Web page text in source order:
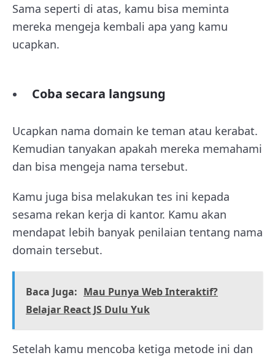
Sama seperti di atas, kamu bisa meminta
mereka mengeja kembali apa yang kamu
ucapkan.
Coba secara langsung
Ucapkan nama domain ke teman atau kerabat.
Kemudian tanyakan apakah mereka memahami
dan bisa mengeja nama tersebut.
Kamu juga bisa melakukan tes ini kepada
sesama rekan kerja di kantor. Kamu akan
mendapat lebih banyak penilaian tentang nama
domain tersebut.
Baca Juga: Mau Punya Web Interaktif?
Belajar React JS Dulu Yuk
Setelah kamu mencoba ketiga metode ini dan